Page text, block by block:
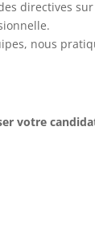
directives sur
nous
votre